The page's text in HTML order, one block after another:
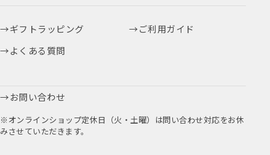
ギフトラッピング
ご利用ガイド
よくある質問
お問い合わせ
※オンラインショップ定休日（火・土曜）は問い合わせ対応をお休
みさせていただきます。